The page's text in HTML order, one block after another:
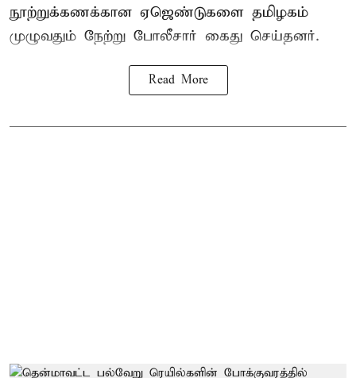
நூற்றுக்கணக்கான ஏஜெண்டுகளை தமிழகம்
முழுவதும் நேற்று போலீசார் கைது செய்தனர்.
Read More